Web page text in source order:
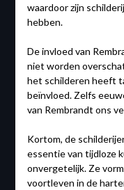
waardoor zijn
hebben.
De invloed van
niet worden
het schilderen heeft
beïnvloed. Zelfs
van Rembrandt ons
Kortom, de
essentie van tijdloze
onvergetelijk. Ze
voortleven in de